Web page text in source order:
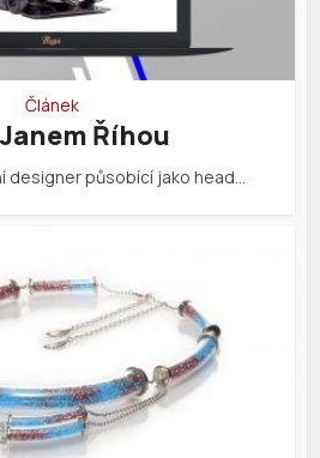
Článek
Janem Říhou
designer působící jako head…